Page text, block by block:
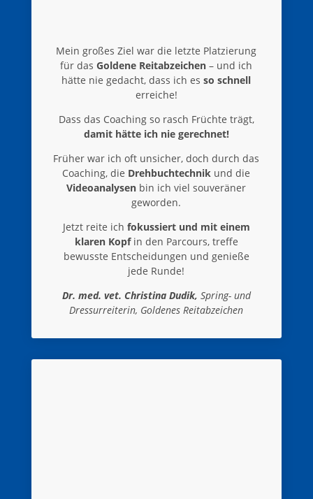
Mein großes Ziel war die letzte Platzierung
für dasGoldene Reitabzeichen – und ich
hätte nie gedacht, dass ich esso schnell
erreiche!
Dass das Coaching so rasch Früchte trägt,
damit hätte ich nie gerechnet!
Früher war ich oft unsicher, doch durch das
Coaching, die Drehbuchtechnik und die
Videoanalysen bin ich viel souveräner
geworden.
Jetzt reite ich fokussiert und mit einem
klaren Kopfin den Parcours, treffe
bewusste Entscheidungen und genieße
jede Runde!
Dr. med. vet. Christina Dudik, Spring- und
Dressurreiterin, Goldenes Reitabzeichen